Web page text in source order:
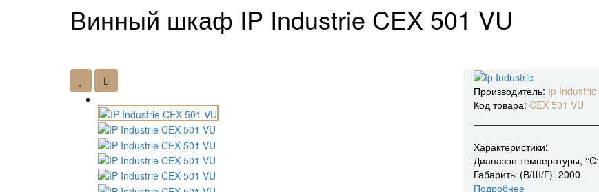
Винный шкаф IP Industrie CEX 501 VU
Производитель: Ip Industrie
Код товара: CEX 501 VU
Характеристики:
Диапазон температуры, °C:
Габариты (В/Ш/Г): 2000
Подробнее